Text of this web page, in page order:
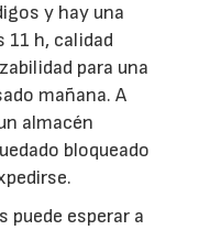
y hay una
11 h, calidad
para una
mañana. A
almacén
bloqueado
puede esperar a